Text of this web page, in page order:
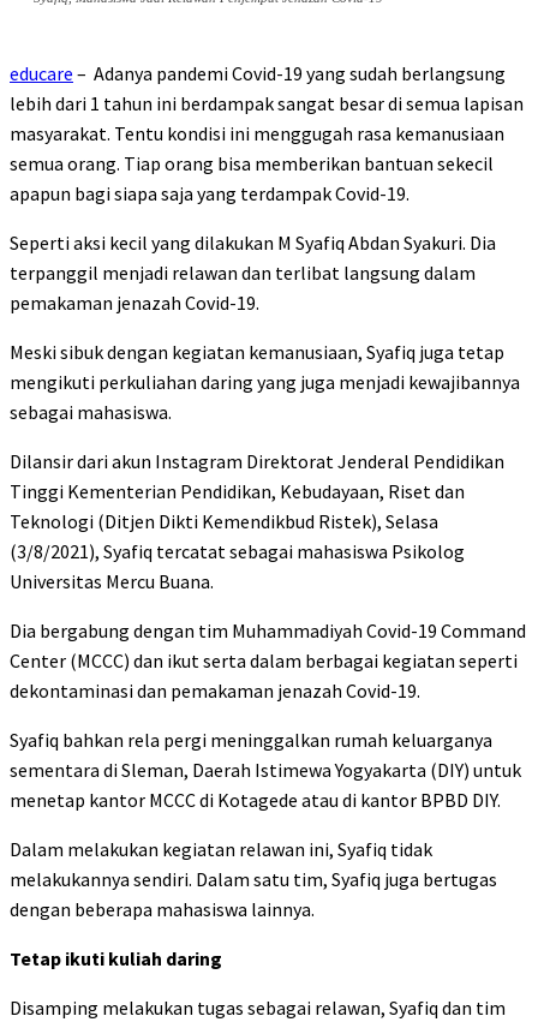
educare – Adanya pandemi Covid-19 yang sudah berlangsung
lebih dari 1 tahun ini berdampak sangat besar di semua lapisan
masyarakat. Tentu kondisi ini menggugah rasa kemanusiaan
semua orang. Tiap orang bisa memberikan bantuan sekecil
apapun bagi siapa saja yang terdampak Covid-19.
Seperti aksi kecil yang dilakukan M Syafiq Abdan Syakuri. Dia
terpanggil menjadi relawan dan terlibat langsung dalam
pemakaman jenazah Covid-19.
Meski sibuk dengan kegiatan kemanusiaan, Syafiq juga tetap
mengikuti perkuliahan daring yang juga menjadi kewajibannya
sebagai mahasiswa.
Dilansir dari akun Instagram Direktorat Jenderal Pendidikan
Tinggi Kementerian Pendidikan, Kebudayaan, Riset dan
Teknologi (Ditjen Dikti Kemendikbud Ristek), Selasa
(3/8/2021), Syafiq tercatat sebagai mahasiswa Psikolog
Universitas Mercu Buana.
Dia bergabung dengan tim Muhammadiyah Covid-19 Command
Center (MCCC) dan ikut serta dalam berbagai kegiatan seperti
dekontaminasi dan pemakaman jenazah Covid-19.
Syafiq bahkan rela pergi meninggalkan rumah keluarganya
sementara di Sleman, Daerah Istimewa Yogyakarta (DIY) untuk
menetap kantor MCCC di Kotagede atau di kantor BPBD DIY.
Dalam melakukan kegiatan relawan ini, Syafiq tidak
melakukannya sendiri. Dalam satu tim, Syafiq juga bertugas
dengan beberapa mahasiswa lainnya.
Tetap ikuti kuliah daring
Disamping melakukan tugas sebagai relawan, Syafiq dan tim